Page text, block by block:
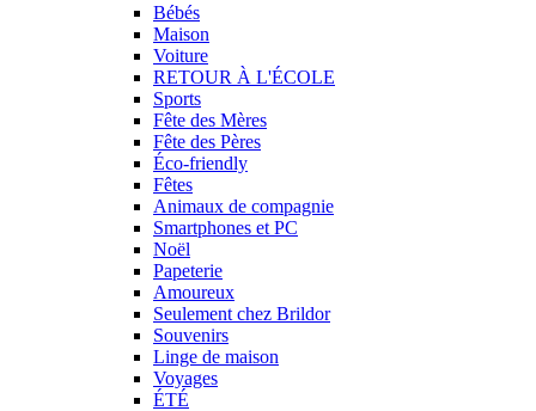
Bébés
Maison
Voiture
RETOUR À L'ÉCOLE
Sports
Fête des Mères
Fête des Pères
Éco-friendly
Fêtes
Animaux de compagnie
Smartphones et PC
Noël
Papeterie
Amoureux
Seulement chez Brildor
Souvenirs
Linge de maison
Voyages
ÉTÉ